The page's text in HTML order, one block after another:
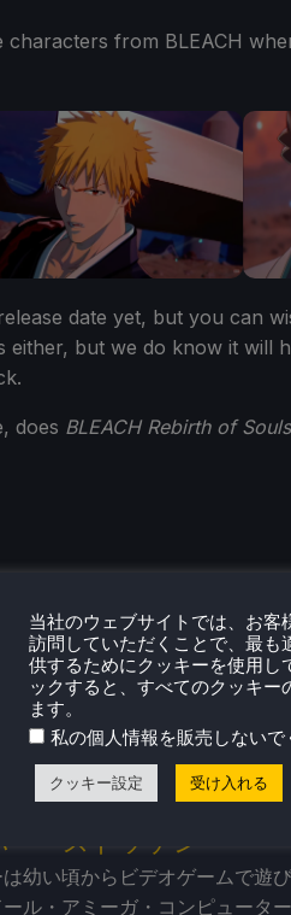
from BLEACH
date yet, but you can
either, but we do know it will
does BLEACH Rebirth of Souls
の他のコンテンツも
ーやニュースを幅広く取り揃
、最新のトレンド情報など、
・ストッゲン
幼い頃からビデオゲームで遊
ル・アミーガ・コンピュータ
当社のウェブサイトでは、お客
訪問していただくことで、最も
供するためにクッキーを使用し
ックすると、すべてのクッキー
ます。
私の個人情報を販売しないで
クッキー設定 受け入れる